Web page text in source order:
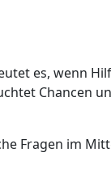
es, wenn
Chancen
Fragen im